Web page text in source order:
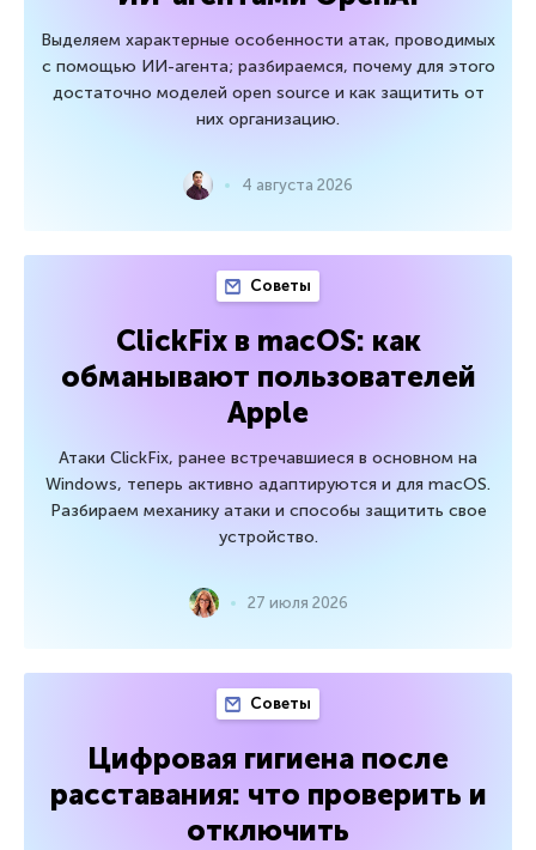
Выделяем характерные особенности атак, проводимых
с помощью ИИ-агента; разбираемся, почему для этого
достаточно моделей open source и как защитить от
них организацию.
4 августа 2026
Советы
ClickFix в macOS: как
обманывают пользователей
Apple
Атаки ClickFix, ранее встречавшиеся в основном на
Windows, теперь активно адаптируются и для macOS.
Разбираем механику атаки и способы защитить свое
устройство.
27 июля 2026
Советы
Цифровая гигиена после
расставания: что проверить и
отключить